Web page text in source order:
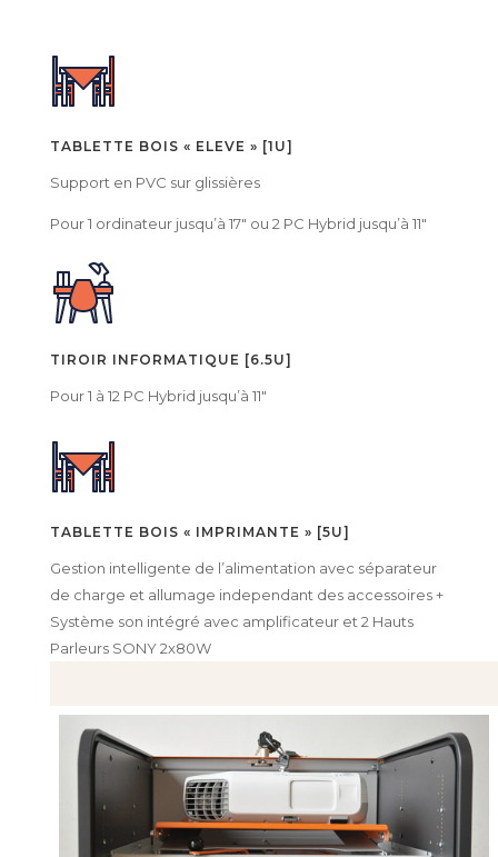
TABLETTE BOIS « ELEVE » [1U]
Support en PVC sur glissières
Pour 1 ordinateur jusqu’à 17″ ou 2 PC Hybrid jusqu’à 11″
TIROIR INFORMATIQUE [6.5U]
Pour 1 à 12 PC Hybrid jusqu’à 11″
TABLETTE BOIS « IMPRIMANTE » [5U]
Gestion intelligente de l’alimentation avec séparateur
de charge et allumage independant des accessoires +
Système son intégré avec amplificateur et 2 Hauts
Parleurs SONY 2x80W